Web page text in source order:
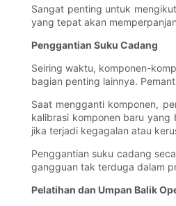
Sangat penting untuk
yang tepat akan
Penggantian Suku Cadang
Seiring waktu, komponen-
bagian penting lainnya.
Saat mengganti komponen,
kalibrasi komponen baru
jika terjadi kegagalan atau
Penggantian suku cadang
gangguan tak terduga dalam
Pelatihan dan Umpan Balik